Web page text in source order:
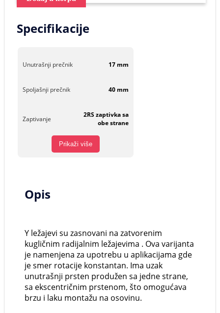
Specifikacije
Unutrašnji prečnik 17 mm
Spoljašnji prečnik 40 mm
Zaptivanje
2RS zaptivka sa
obe strane
Prikaži više
Opis
Y ležajevi su zasnovani na zatvorenim
kugličnim radijalnim ležajevima . Ova varijanta
je namenjena za upotrebu u aplikacijama gde
je smer rotacije konstantan. Ima uzak
unutrašnji prsten produžen sa jedne strane,
sa ekscentričnim prstenom, što omogućava
brzu i laku montažu na osovinu.